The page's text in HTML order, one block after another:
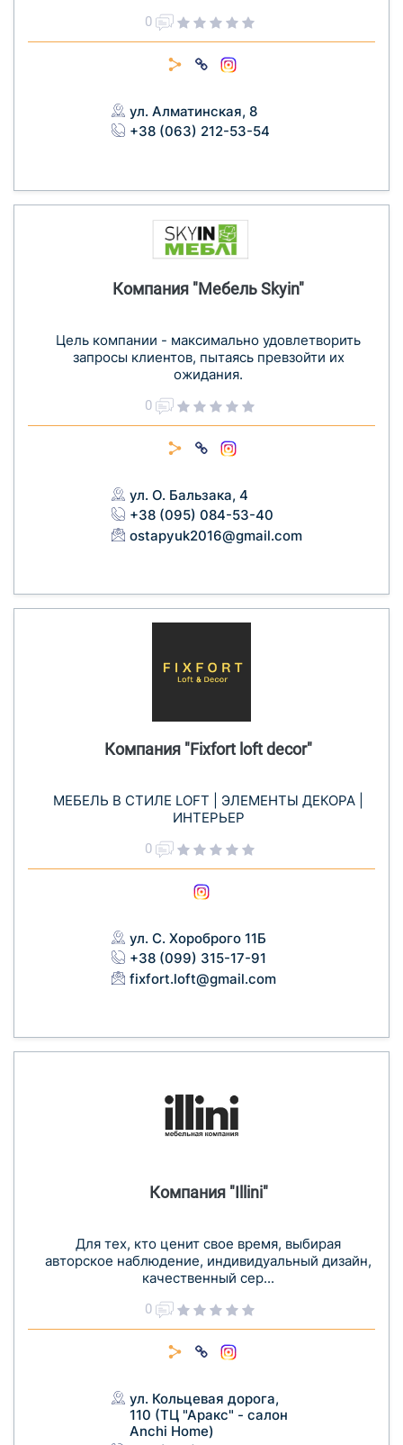
0
ул. Алматинская, 8
+38 (063) 212-53-54
Компания "Мебель Skyin"
Цель компании - максимально удовлетворить
запросы клиентов, пытаясь превзойти их
ожидания.
0
ул. О. Бальзака, 4
+38 (095) 084-53-40
ostapyuk2016@gmail.com
Компания "Fixfort loft decor"
МЕБЕЛЬ В СТИЛЕ LOFT | ЭЛЕМЕНТЫ ДЕКОРА |
ИНТЕРЬЕР
0
ул. С. Хороброго 11Б
+38 (099) 315-17-91
fixfort.loft@gmail.com
Компания "Illini"
Для тех, кто ценит свое время, выбирая
авторское наблюдение, индивидуальный дизайн,
качественный сер...
0
ул. Кольцевая дорога,
110 (ТЦ "Аракс" - салон
Anchi Home)